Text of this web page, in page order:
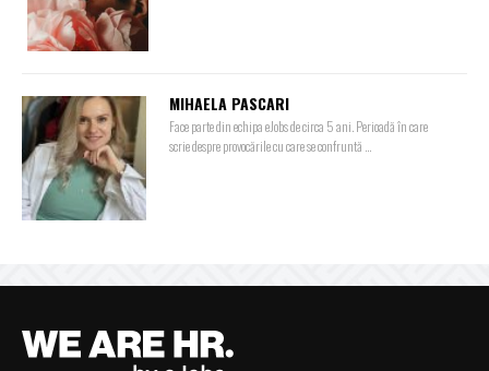
MIHAELA PASCARI
Face parte din echipa eJobs de circa 5 ani. Perioadă în care
scrie despre provocările cu care se confruntă ...